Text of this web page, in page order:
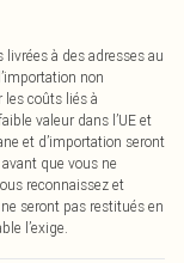
à des adresses au
non
les coûts liés à
valeur dans l’UE et
et d’importation seront
que vous ne
reconnaissez et
seront pas restitués en
l’exige.